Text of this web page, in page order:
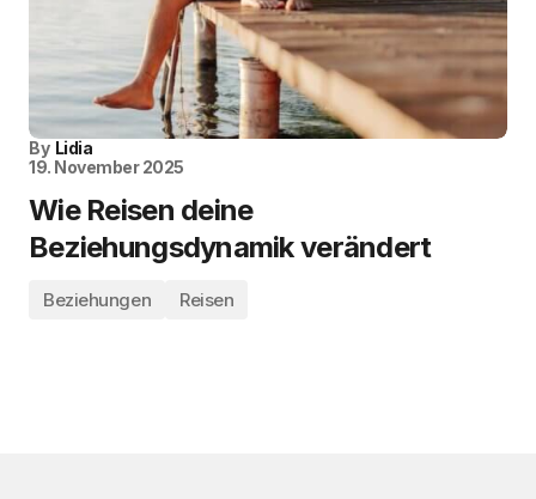
By Lidia
19. November 2025
Wie Reisen deine
Beziehungsdynamik verändert
Beziehungen Reisen